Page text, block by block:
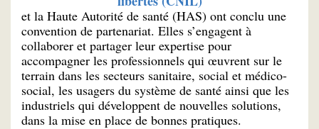
et la Haute Autorité de santé (HAS) ont conclu une
convention de partenariat. Elles s’engagent à
collaborer et partager leur expertise pour
accompagner les professionnels qui œuvrent sur le
terrain dans les secteurs sanitaire, social et médico-
social, les usagers du système de santé ainsi que les
industriels qui développent de nouvelles solutions,
dans la mise en place de bonnes pratiques.